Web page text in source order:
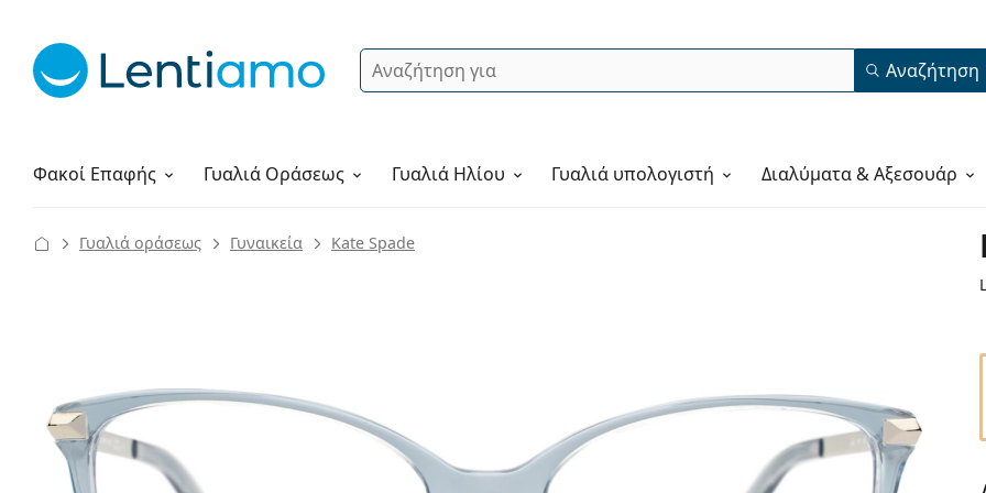
Αναζήτηση Αναζήτηση
Φακοί Επαφής
Υγρά φακών ΓυαλιάΟράσεως Γυαλιά Ηλίου Γυαλιά υπολογιστή Διαλύματα & Αξεσουάρ
Πώς να παραγγείλετε
Γυαλιά οράσεως Γυναικεία Kate Spade